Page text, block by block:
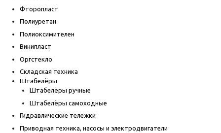
Фторопласт
Полиуретан
Полиоксимителен
Винипласт
Оргстекло
Складская техника
Штабелёры
Штабелёры ручные
Штабелёры самоходные
Гидравлические тележки
Приводная техника, насосы и электродвигатели